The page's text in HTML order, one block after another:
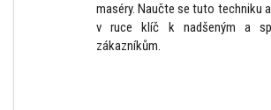
maséry. Naučte se tuto techniku
v ruce klíč k nadšeným a
zákazníkům.